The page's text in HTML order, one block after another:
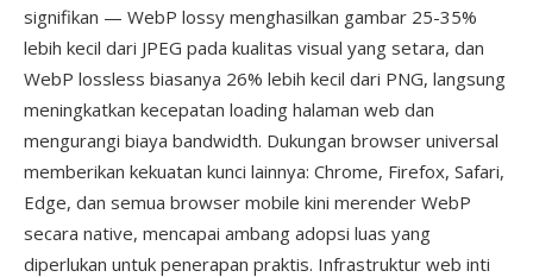
signifikan — WebP lossy menghasilkan gambar 25-35%
lebih kecil dari JPEG pada kualitas visual yang setara, dan
WebP lossless biasanya 26% lebih kecil dari PNG, langsung
meningkatkan kecepatan loading halaman web dan
mengurangi biaya bandwidth. Dukungan browser universal
memberikan kekuatan kunci lainnya: Chrome, Firefox, Safari,
Edge, dan semua browser mobile kini merender WebP
secara native, mencapai ambang adopsi luas yang
diperlukan untuk penerapan praktis. Infrastruktur web inti